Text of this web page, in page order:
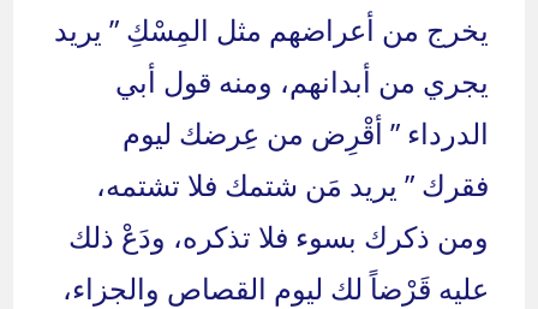
يخرج من أعراضهم مثل المِسْكِ ” يريد
يجري من أبدانهم، ومنه قول أبي
الدرداء ” أقْرِض من عِرضك ليوم
فقرك ” يريد مَن شتمك فلا تشتمه،
ومن ذكرك بسوء فلا تذكره، ودَعْ ذلك
عليه قَرْضاً لك ليوم القصاص والجزاء،